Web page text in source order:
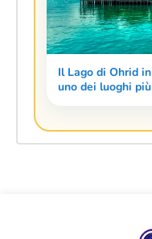
Il Lago di Ohrid
uno dei luoghi